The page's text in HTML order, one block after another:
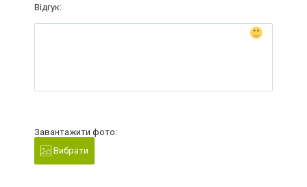
Відгук:
Завантажити фото:
Вибрати